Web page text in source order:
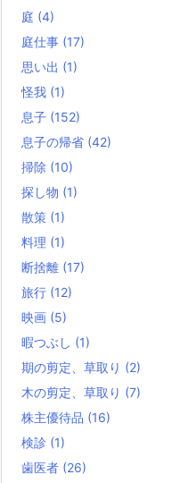
庭 (4)
庭仕事 (17)
思い出 (1)
怪我 (1)
息子 (152)
息子の帰省 (42)
掃除 (10)
探し物 (1)
散策 (1)
料理 (1)
断捨離 (17)
旅行 (12)
映画 (5)
暇つぶし (1)
期の剪定、草取り (2)
木の剪定、草取り (7)
株主優待品 (16)
検診 (1)
歯医者 (26)